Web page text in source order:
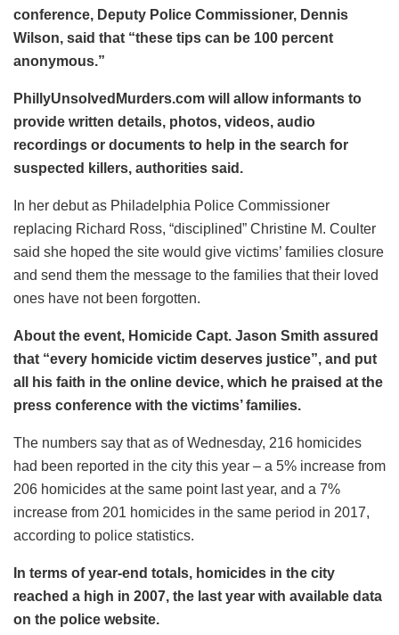
conference, Deputy Police Commissioner, Dennis
Wilson, said that “these tips can be 100 percent
anonymous.”
PhillyUnsolvedMurders.com will allow informants to
provide written details, photos, videos, audio
recordings or documents to help in the search for
suspected killers, authorities said.
In her debut as Philadelphia Police Commissioner
replacing Richard Ross, “disciplined” Christine M. Coulter
said she hoped the site would give victims’ families closure
and send them the message to the families that their loved
ones have not been forgotten.
About the event, Homicide Capt. Jason Smith assured
that “every homicide victim deserves justice”, and put
all his faith in the online device, which he praised at the
press conference with the victims’ families.
The numbers say that as of Wednesday, 216 homicides
had been reported in the city this year – a 5% increase from
206 homicides at the same point last year, and a 7%
increase from 201 homicides in the same period in 2017,
according to police statistics.
In terms of year-end totals, homicides in the city
reached a high in 2007, the last year with available data
on the police website.